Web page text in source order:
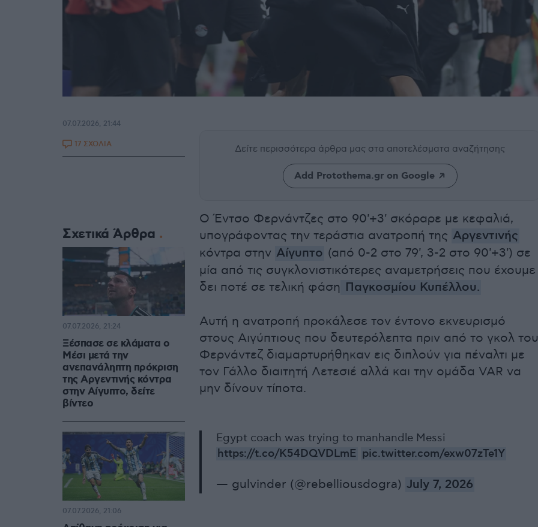
Δείτε περισσότερα άρθρα μας στα αποτελέσματα αναζήτησης
Add Protothema.gr on Google
Ο Έντσο Φερνάντζες στο 90'+3' σκόραρε με κεφαλιά,
υπογράφοντας την τεράστια ανατροπή της Αργεντινής
κόντρα στην Αίγυπτο (από 0-2 στο 79', 3-2 στο 90'+3') σε
μία από τις συγκλονιστικότερες αναμετρήσεις που έχουμε
δει ποτέ σε τελική φάση Παγκοσμίου Κυπέλλου.
Αυτή η ανατροπή προκάλεσε τον έντονο εκνευρισμό
στους Αιγύπτιους που δευτερόλεπτα πριν από το γκολ του
Φερνάντεζ διαμαρτυρήθηκαν εις διπλούν για πέναλτι με
τον Γάλλο διαιτητή Λετεσιέ αλλά και την ομάδα VAR να
μην δίνουν τίποτα.
Egypt coach was trying to manhandle Messi
https://t.co/K54DQVDLmE pic.twitter.com/exw07zTe1Y
— gulvinder (@rebelliousdogra) July 7, 2026
07.07.2026, 21:44
17 ΣΧΟΛΙΑ
Σχετικά Άρθρα
Ξέσπασε σε κλάματα ο
Μέσι μετά την
ανεπανάληπτη πρόκριση
της Αργεντινής κόντρα
στην Αίγυπτο, δείτε
βίντεο
07.07.2026, 21:24
07.07.2026, 21:06